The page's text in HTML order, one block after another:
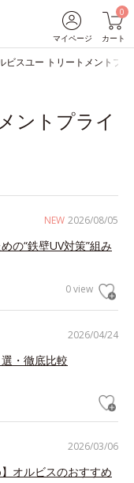
マイページ
0
カート
ビスユー トリートメントプ
ントプライ
NEW 2026/08/05
の“鉄壁UV対策”組み
0 view
2026/04/24
・徹底比較
2026/03/06
オルビスのおすすめ